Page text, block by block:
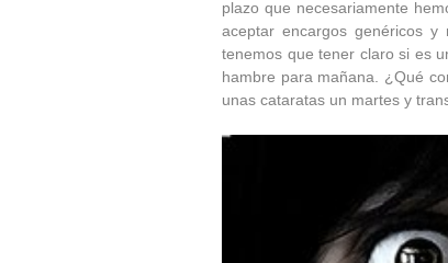
plazo que necesariamente
aceptar encargos genéricos
tenemos que tener claro si es
hambre para mañana. ¿Qué
unas cataratas un martes y